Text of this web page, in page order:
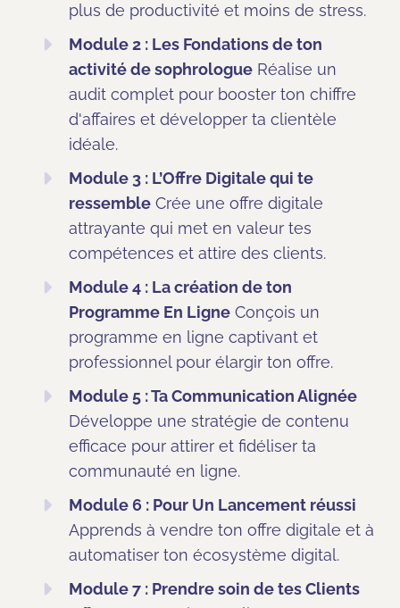
plus de productivité et moins de stress.
Module 2 : Les Fondations de ton
activité de sophrologueRéalise un
audit complet pour booster ton chiffre
d'affaires et développer ta clientèle
idéale.
Module 3 : L’Offre Digitale qui te
ressembleCrée une offre digitale
attrayante qui met en valeur tes
compétences et attire des clients.
Module 4 : La création de ton
Programme En LigneConçois un
programme en ligne captivant et
professionnel pour élargir ton offre.
Module 5 : Ta Communication Alignée
Développe une stratégie de contenu
efficace pour attirer et fidéliser ta
communauté en ligne.
Module 6 : Pour Un Lancement réussi
Apprends à vendre ton offre digitale et à
automatiser ton écosystème digital.
Module 7 : Prendre soin de tes Clients